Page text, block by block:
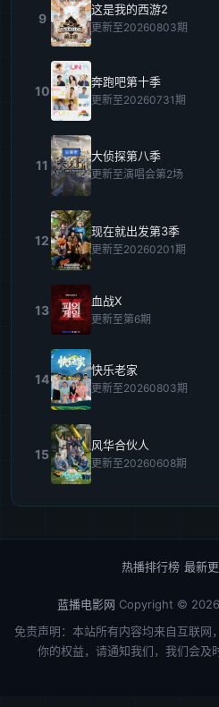
9
这是我的西游2
更新至20260803期
10
奔跑吧第十季
更新至20260731期
11
大侦探第八季
更新至演唱会第2场
12
现在就出发第3季
更新至20260201期
13
血战X
更新至第6期
14
快乐老家
更新至20260803期
15
风华合伙人
更新至20260608期
热播排行榜| 最新
蓝播电影网 Copyright © 2026
免责声明：本站所有内容均来自互联网
你的权益，请通知我们，我们会及